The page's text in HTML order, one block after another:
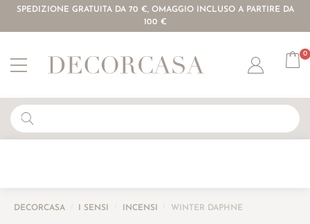
SPEDIZIONE GRATUITA DA 70 €, OMAGGIO INCLUSO A PARTIRE DA
100 €
Account
0
DECORCASA I SENSI INCENSI WINTER DAPHNE